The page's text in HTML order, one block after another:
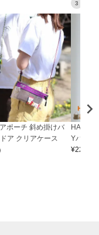
ポーチ 斜め掛けバ
ア クリアケース
3
Yバッグ
¥22,000